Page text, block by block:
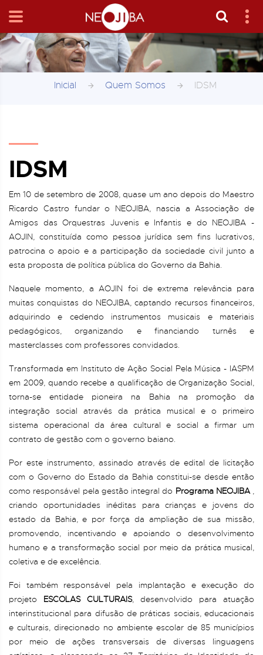
Inicial Quem Somos IDSM
IDSM
Em 10 de setembro de 2008, quase um ano depois do Maestro
Ricardo Castro fundar o NEOJIBA, nascia a Associação de
Amigos das Orquestras Juvenis e Infantis e do NEOJIBA -
AOJIN, constituída como pessoa jurídica sem fins lucrativos,
patrocina o apoio e a participação da sociedade civil junto a
esta proposta de política pública do Governo da Bahia.
Naquele momento, a AOJIN foi de extrema relevância para
muitas conquistas do NEOJIBA, captando recursos financeiros,
adquirindo e cedendo instrumentos musicais e materiais
pedagógicos, organizando e financiando turnês e
masterclasses com professores convidados.
Transformada em Instituto de Ação Social Pela Música - IASPM
em 2009, quando recebe a qualificação de Organização Social,
torna-se entidade pioneira na Bahia na promoção da
integração social através da prática musical e o primeiro
sistema operacional da área cultural e social a firmar um
contrato de gestão com o governo baiano.
Por este instrumento, assinado através de edital de licitação
com o Governo do Estado da Bahia constitui-se desde então
como responsável pela gestão integral do Programa NEOJIBA,
criando oportunidades inéditas para crianças e jovens do
estado da Bahia, e por força da ampliação de sua missão,
promovendo, incentivando e apoiando o desenvolvimento
humano e a transformação social por meio da prática musical,
coletiva e de excelência.
Foi também responsável pela implantação e execução do
projeto ESCOLAS CULTURAIS, desenvolvido para atuação
interinstitucional para difusão de práticas sociais, educacionais
e culturais, direcionado no ambiente escolar de 85 municípios
por meio de ações transversais de diversas linguagens